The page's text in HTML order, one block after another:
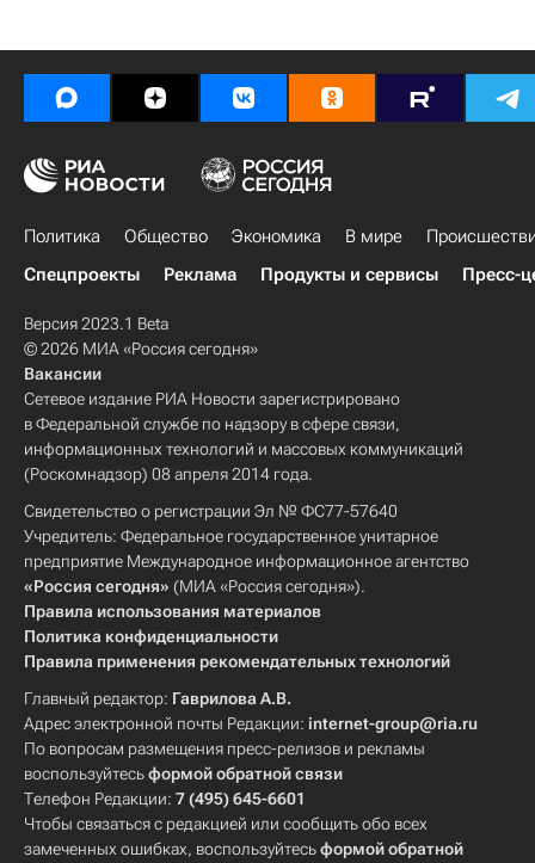
Политика Общество Экономика В мире
Спецпроекты
Реклама Продукты и сервисы Пресс-
Версия 2023.1 Beta
© 2026 МИА «Россия сегодня»
Вакансии
Сетевое издание РИА Новости зарегистрировано
в Федеральной службе по надзору в сфере связи,
информационных технологий и массовых коммуникаций
(Роскомнадзор) 08 апреля 2014 года.
Свидетельство о регистрации Эл № ФС77-57640
Учредитель: Федеральное государственное унитарное
предприятие Международное информационное агентство
«Россия сегодня» (МИА «Россия сегодня»).
Правила использования материалов
Политика конфиденциальности
Правила применения рекомендательных технологий
Главный редактор: Гаврилова А.В.
Адрес электронной почты Редакции: internet-group@ria.ru
По вопросам размещения пресс-релизов и рекламы
воспользуйтесьформой обратной связи
Телефон Редакции: 7 (495) 645-6601
Чтобы связаться с редакцией или сообщить обо всех
замеченных ошибках, воспользуйтесьформой обратной